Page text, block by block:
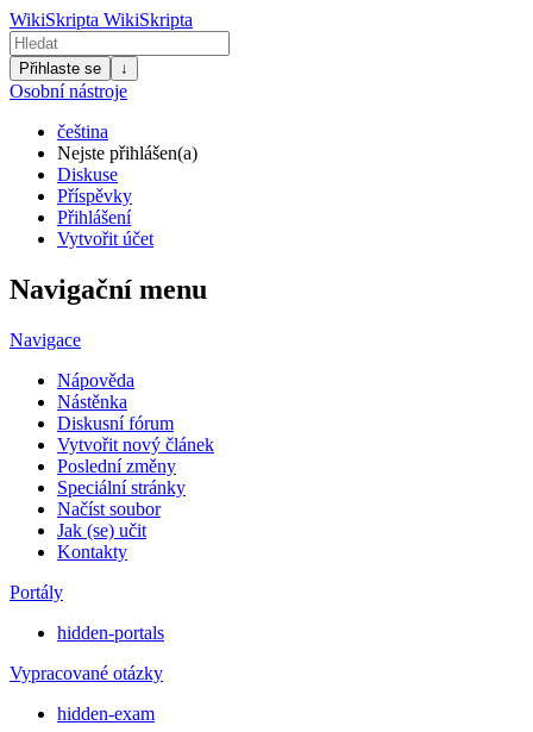
WikiSkripta WikiSkripta
Přihlaste se ↓
Osobní nástroje
čeština
Nejste přihlášen(a)
Diskuse
Příspěvky
Přihlášení
Vytvořit účet
Navigační menu
Navigace
Nápověda
Nástěnka
Diskusní fórum
Vytvořit nový článek
Poslední změny
Speciální stránky
Načíst soubor
Jak (se) učit
Kontakty
Portály
hidden-portals
Vypracované otázky
hidden-exam